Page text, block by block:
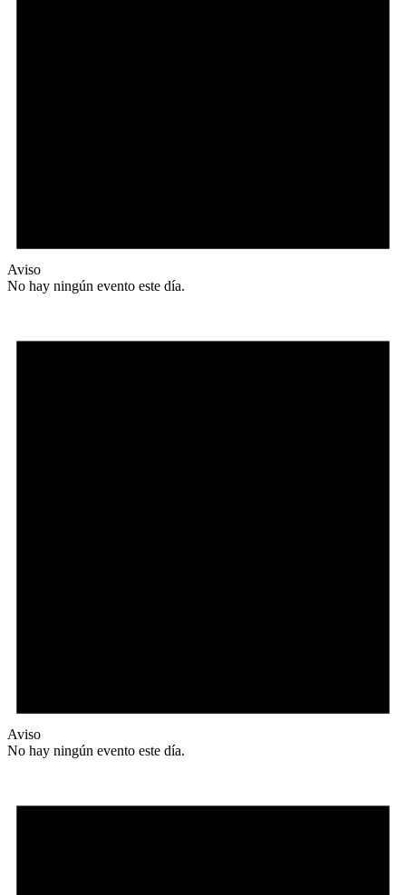
Aviso
No hay ningún evento este día.
Aviso
No hay ningún evento este día.